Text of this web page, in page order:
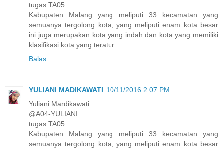
tugas TA05
Kabupaten Malang yang meliputi 33 kecamatan yang
semuanya tergolong kota, yang meliputi enam kota besar
ini juga merupakan kota yang indah dan kota yang memiliki
klasifikasi kota yang teratur.
Balas
YULIANI MADIKAWATI 10/11/2016 2:07 PM
Yuliani Mardikawati
@A04-YULIANI
tugas TA05
Kabupaten Malang yang meliputi 33 kecamatan yang
semuanya tergolong kota, yang meliputi enam kota besar